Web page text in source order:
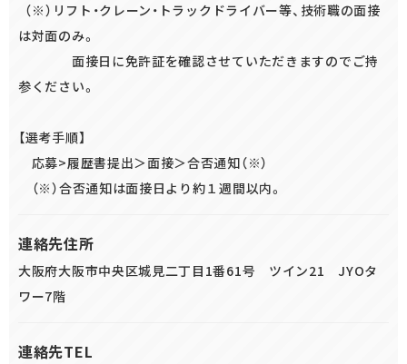
（※）リフト・クレーン・トラックドライバー等、技術職の面接
は対面のみ。
面接日に免許証を確認させていただきますのでご持
参ください。
【選考手順】
応募>履歴書提出＞面接＞合否通知（※）
（※）合否通知は面接日より約１週間以内。
連絡先住所
大阪府大阪市中央区城見二丁目1番61号 ツイン21 JYOタ
ワー7階
連絡先TEL